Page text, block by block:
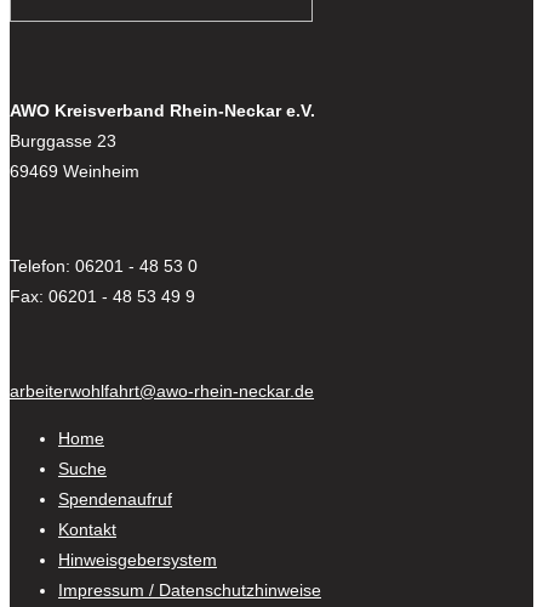
AWO Kreisverband Rhein-Neckar e.V.
Burggasse 23
69469 Weinheim
Telefon: 06201 - 48 53 0
Fax: 06201 - 48 53 49 9
arbeiterwohlfahrt@awo-rhein-neckar.de
Home
Suche
Spendenaufruf
Kontakt
Hinweisgebersystem
Impressum / Datenschutzhinweise